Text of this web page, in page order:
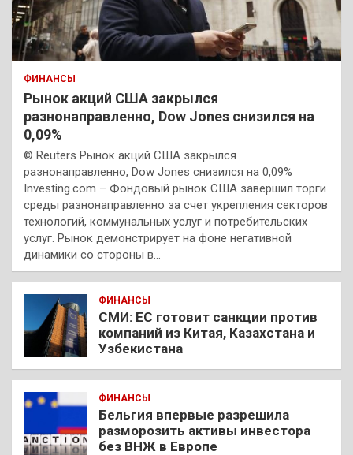
ФИНАНСЫ
Рынок акций США закрылся
разнонаправленно, Dow Jones снизился на
0,09%
© Reuters Рынок акций США закрылся
разнонаправленно, Dow Jones снизился на 0,09%
Investing.com – Фондовый рынок США завершил торги
среды разнонаправленно за счет укрепления секторов
технологий, коммунальных услуг и потребительских
услуг. Рынок демонстрирует на фоне негативной
динамики со стороны в…
ФИНАНСЫ
СМИ: ЕС готовит санкции против
компаний из Китая, Казахстана и
Узбекистана
ФИНАНСЫ
Бельгия впервые разрешила
разморозить активы инвестора
без ВНЖ в Европе